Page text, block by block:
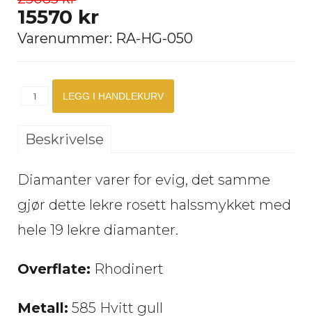
15570 kr
Varenummer: RA-HG-050
Beskrivelse
Diamanter varer for evig, det samme
gjør dette lekre rosett halssmykket med
hele 19 lekre diamanter.
Overflate: Rhodinert
Metall: 585 Hvitt gull